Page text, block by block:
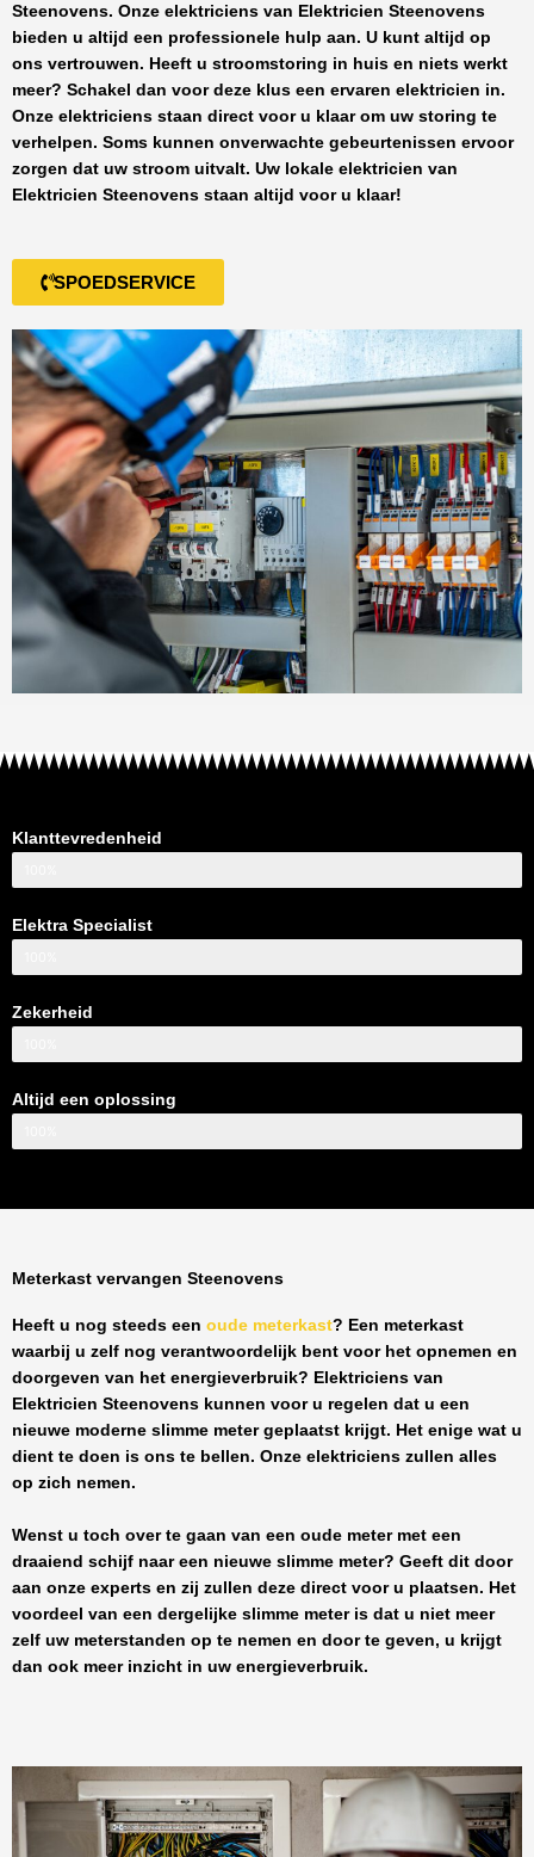
Steenovens. Onze elektriciens van Elektricien Steenovens
bieden u altijd een professionele hulp aan. U kunt altijd op
ons vertrouwen. Heeft u stroomstoring in huis en niets werkt
meer? Schakel dan voor deze klus een ervaren elektricien in.
Onze elektriciens staan direct voor u klaar om uw storing te
verhelpen. Soms kunnen onverwachte gebeurtenissen ervoor
zorgen dat uw stroom uitvalt. Uw lokale elektricien van
Elektricien Steenovens staan altijd voor u klaar!
SPOEDSERVICE
Klanttevredenheid
Elektra Specialist
Zekerheid
Altijd een oplossing
Meterkast vervangen Steenovens
Heeft u nog steeds een oude meterkast? Een meterkast
waarbij u zelf nog verantwoordelijk bent voor het opnemen en
doorgeven van het energieverbruik? Elektriciens van
Elektricien Steenovens kunnen voor u regelen dat u een
nieuwe moderne slimme meter geplaatst krijgt. Het enige wat u
dient te doen is ons te bellen. Onze elektriciens zullen alles
op zich nemen.
Wenst u toch over te gaan van een oude meter met een
draaiend schijf naar een nieuwe slimme meter? Geeft dit door
aan onze experts en zij zullen deze direct voor u plaatsen. Het
voordeel van een dergelijke slimme meter is dat u niet meer
zelf uw meterstanden op te nemen en door te geven, u krijgt
dan ook meer inzicht in uw energieverbruik.